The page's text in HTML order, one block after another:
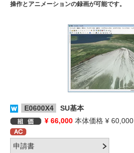
操作とアニメーションの録画が可能です。
E0600X4
SU基本
¥ 66,000 本体価格 ¥ 60,000